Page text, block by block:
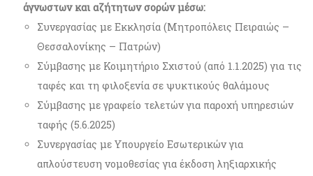
άγνωστων και αζήτητων σορών μέσω:
Συνεργασίας με Εκκλησία (Μητροπόλεις Πειραιώς –
Θεσσαλονίκης – Πατρών)
Σύμβασης με Κοιμητήριο Σχιστού (από 1.1.2025) για τις
ταφές και τη φιλοξενία σε ψυκτικούς θαλάμους
Σύμβασης με γραφείο τελετών για παροχή υπηρεσιών
ταφής (5.6.2025)
Συνεργασίας με Υπουργείο Εσωτερικών για
απλούστευση νομοθεσίας για έκδοση ληξιαρχικής